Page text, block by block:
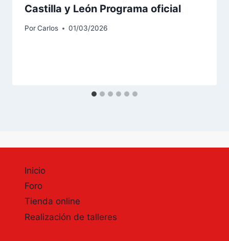
Castilla y León Programa oficial
PorCarlos 01/03/2026
Inicio
Foro
Tienda online
Realización de talleres